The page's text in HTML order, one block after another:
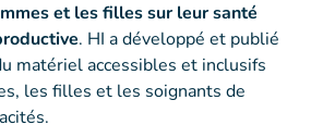
et les filles sur leur santé
. HI a développé et publié
matériel accessibles et inclusifs
les filles et les soignants de